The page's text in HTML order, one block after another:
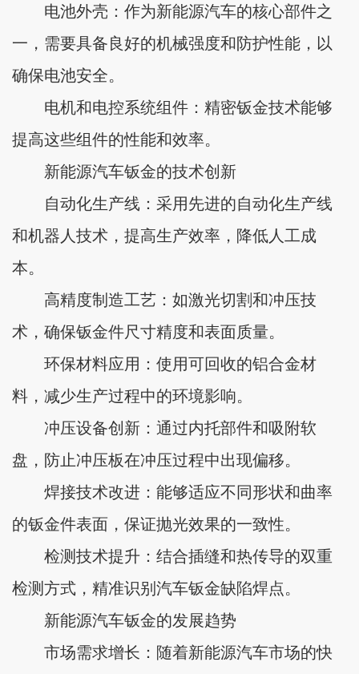
电池外壳：作为新能源汽车的核心部件之
一，需要具备良好的机械强度和防护性能，以
确保电池安全。
电机和电控系统组件：精密钣金技术能够
提高这些组件的性能和效率。
新能源汽车钣金的技术创新
自动化生产线：采用先进的自动化生产线
和机器人技术，提高生产效率，降低人工成
本。
高精度制造工艺：如激光切割和冲压技
术，确保钣金件尺寸精度和表面质量。
环保材料应用：使用可回收的铝合金材
料，减少生产过程中的环境影响。
冲压设备创新：通过内托部件和吸附软
盘，防止冲压板在冲压过程中出现偏移。
焊接技术改进：能够适应不同形状和曲率
的钣金件表面，保证抛光效果的一致性。
检测技术提升：结合插缝和热传导的双重
检测方式，精准识别汽车钣金缺陷焊点。
新能源汽车钣金的发展趋势
市场需求增长：随着新能源汽车市场的快